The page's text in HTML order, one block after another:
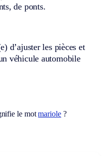
de ponts.
d’ajuster les pièces et
véhicule automobile
le motmariole?